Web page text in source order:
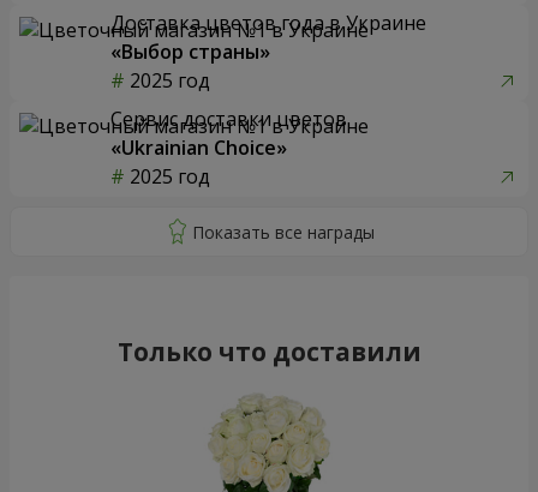
Доставка цветов года в Украине
«Выбор страны»
2025 год
Сервис доставки цветов
«Ukrainian Choice»
2025 год
Только что доставили